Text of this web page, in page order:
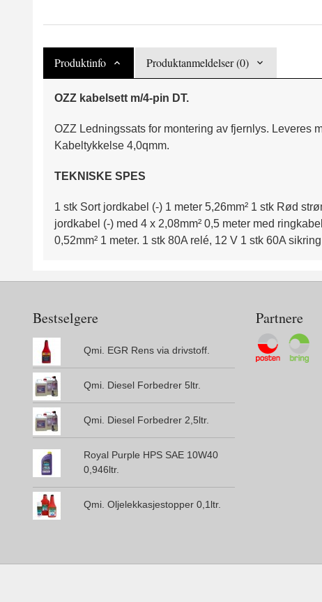
Produktinfo Produktanmeldelser (0)
OZZ kabelsett m/4-pin DT.
OZZ Ledningssats for montering av fjernlys. Leveres
Kabeltykkelse 4,0qmm.
TEKNISKE SPES
1 stk Sort jordkabel (-) 1 meter 5,26mm² 1 stk Rød
jordkabel (-) med 4 x 2,08mm² 0,5 meter med
0,52mm² 1 meter. 1 stk 80A relé, 12 V 1 stk 60A
Bestselgere
Qmi. EGR Rens via drivstoff.
Qmi. Diesel Forbedrer 5ltr.
Qmi. Diesel Forbedrer 2,5ltr.
Royal Purple HPS SAE 10W40
0,946ltr.
Qmi. Oljelekkasjestopper 0,1ltr.
Partnere